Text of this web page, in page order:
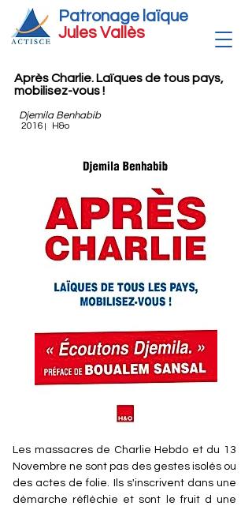
Patronage laïque
Jules Vallès
Après Charlie. Laïques de tous pays,
mobilisez-vous !
Djemila Benhabib
2016 H&o
Les massacres de Charlie Hebdo et du 13
Novembre ne sont pas des gestes isolés ou
des actes de folie. Ils s'inscrivent dans une
démarche réfléchie et sont le fruit d une